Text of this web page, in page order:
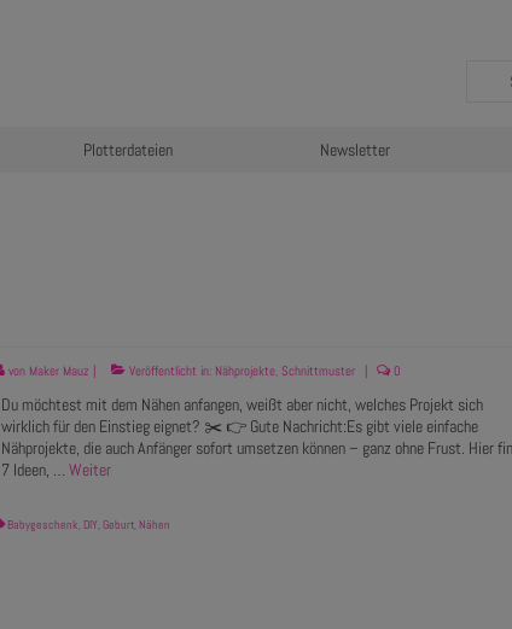
Plotterdateien Newsletter
von Maker Mauz | Veröffentlicht in: Nähprojekte, Schnittmuster | 0
Du möchtest mit dem Nähen anfangen, weißt aber nicht, welches Projekt sich
wirklich für den Einstieg eignet? ✂️ 👉 Gute Nachricht:Es gibt viele einfache
Nähprojekte, die auch Anfänger sofort umsetzen können – ganz ohne Frust. Hier
7 Ideen, … Weiter
Babygeschenk, DIY,Geburt, Nähen